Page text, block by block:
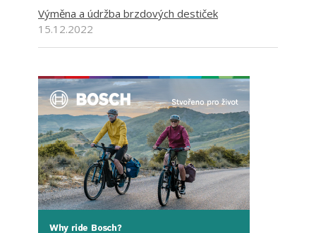
Výměna a údržba brzdových destiček
15.12.2022